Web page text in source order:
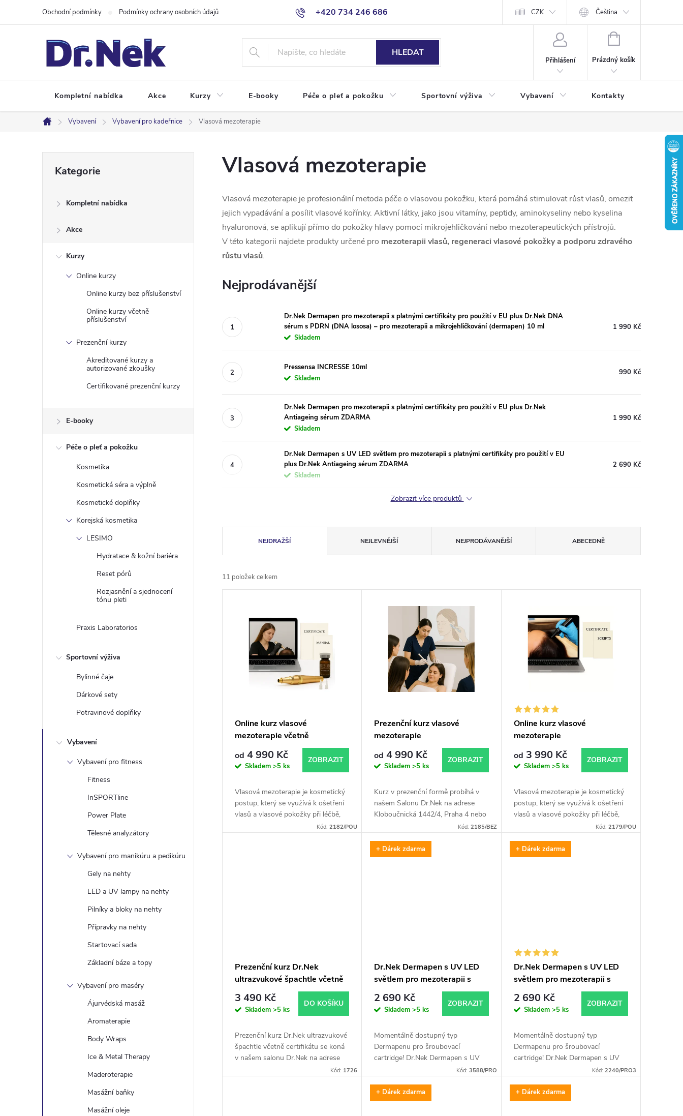
+420 734 246 686
Obchodní podmínky Podmínky ochrany osobních údajů CZK Čeština
HLEDAT
Přihlášení
NÁKUPNÍ
Prázdný košík
Kompletní nabídka Akce Kurzy E-booky Péče o pleť a pokožku Sportovní výživa Vybavení Kontakty
Domů
Vybavení Vybavení pro kadeřnice Vlasová mezoterapie
kategorie
Kategorie
Kompletní nabídka
Akce
Kurzy
Online kurzy
Online kurzy bez příslušenství
Online kurzy včetně
příslušenství
Prezenční kurzy
Akreditované kurzy a
autorizované zkoušky
Certifikované prezenční kurzy
E-booky
Péče o pleť a pokožku
Kosmetika
Kosmetická séra a výplně
Kosmetické doplňky
Korejská kosmetika
LESIMO
Hydratace & kožní bariéra
Reset pórů
Rozjasnění a sjednocení
tónu pleti
Praxis Laboratorios
Sportovní výživa
Bylinné čaje
Dárkové sety
Potravinové doplňky
Vybavení
Vybavení pro fitness
Fitness
InSPORTline
Power Plate
Tělesné analyzátory
Vybavení pro manikúru a pedikúru
Gely na nehty
LED a UV lampy na nehty
Pilníky a bloky na nehty
Přípravky na nehty
Startovací sada
Základní báze a topy
Vybavení pro maséry
Ájurvédská masáž
Aromaterapie
Body Wraps
Ice & Metal Therapy
Maderoterapie
Masážní baňky
Masážní oleje
Vlasová mezoterapie
Vlasová mezoterapie je profesionální metoda péče o vlasovou pokožku, která pomáhá stimulovat růst vlasů, omezit
jejich vypadávání a posílit vlasové kořínky. Aktivní látky, jako jsou vitamíny, peptidy, aminokyseliny nebo kyselina
hyaluronová, se aplikují přímo do pokožky hlavy pomocí mikrojehličkování nebo mezoterapeutických přístrojů.
V této kategorii najdete produkty určené pro mezoterapii vlasů, regeneraci vlasové pokožky a podporu zdravého
růstu vlasů.
Nejprodávanější
Dr.Nek Dermapen pro mezoterapii s platnými certifikáty pro použití v EU plus Dr.Nek DNA
sérum s PDRN (DNA lososa) – pro mezoterapii a mikrojehličkování (dermapen) 10 ml
Skladem
1 990 Kč
Pressensa INCRESSE 10ml
Skladem
990 Kč
Dr.Nek Dermapen pro mezoterapii s platnými certifikáty pro použití v EU plus Dr.Nek
Antiageing sérum ZDARMA
Skladem
1 990 Kč
Dr.Nek Dermapen s UV LED světlem pro mezoterapii s platnými certifikáty pro použití v EU
plus Dr.Nek Antiageing sérum ZDARMA
Skladem
2 690 Kč
Zobrazit více produktů
a
z
NEJDRAŽŠÍ NEJLEVNĚJŠÍ NEJPRODÁVANĚJŠÍ ABECEDNĚ
11 položek celkem
u
Online kurz vlasové
mezoterapie včetně
od 4 990 Kč
Skladem >5 ks
ZOBRAZIT
Vlasová mezoterapie je kosmetický
postup, který se využívá k ošetření
vlasů a vlasové pokožky při léčbě,
jako je vypadávání vlasů a oslabení
Kód:2182/POU
Prezenční kurz vlasové
mezoterapie
od 4 990 Kč
Skladem>5 ks
ZOBRAZIT
Kurz v prezenční formě probíhá v
našem Salonu Dr.Nek na adrese
Kloboučnická 1442/4, Praha 4 nebo
v Bratislavě. Po zakoupení Vás
termínu...
Kód: 2185/BEZ
Online kurz vlasové
mezoterapie
od 3 990 Kč
Skladem >5 ks
ZOBRAZIT
Vlasová mezoterapie je kosmetický
postup, který se využívá k ošetření
vlasů a vlasové pokožky při léčbě,
jako je vypadávání vlasů a oslabení
Kód: 2179/POU
Prezenční kurz Dr.Nek
ultrazvukové špachtle včetně
certifikátu
3 490 Kč
Skladem >5 ks
DO KOŠÍKU
Prezenční kurz Dr.Nek ultrazvukové
špachtle včetně certifikátu se koná
v našem salonu Dr.Nek na adrese
Kloboučnická 4, Praha 4. Obsahem
Kód: 1726
+ Dárek zdarma
Dr.Nek Dermapen s UV LED
světlem pro mezoterapii s
platnými certifikáty pro
použití v EU plus + 1x zdarma
Dr.Nek DNA sérum s PDRN
mezoterapii a
mikrojehličkování (dermapen)
10 ml
2 690 Kč
Skladem>5 ks
ZOBRAZIT
Momentálně dostupný typ
Dermapenu pro šroubovací
cartridge! Dr.Nek Dermapen s UV
LED světlem je inovativní zařízení
mikrojehel, která...
Kód: 3588/PRO
+ Dárek zdarma
Dr.Nek Dermapen s UV LED
světlem pro mezoterapii s
platnými certifikáty pro
použití v EU plus Dr.Nek
Antiageing sérum ZDARMA
2 690 Kč
Skladem >5 ks
ZOBRAZIT
Momentálně dostupný typ
Dermapenu pro šroubovací
cartridge! Dr.Nek Dermapen s UV
LED světlem je inovativní zařízení
mikrojehel, která...
Kód: 2240/PRO3
+ Dárek zdarma + Dárek zdarma